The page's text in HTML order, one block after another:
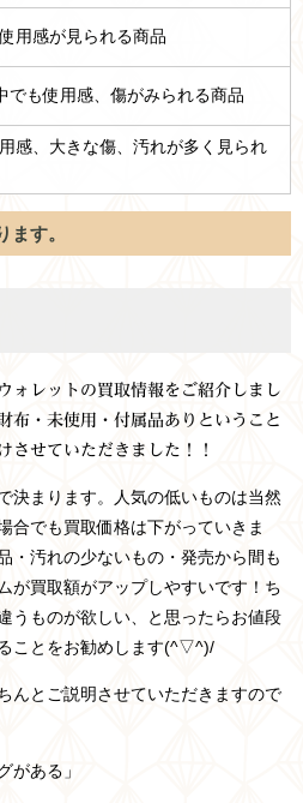
用感が見られる商品
でも使用感、傷がみられる商品
感、大きな傷、汚れが多く見られ
ます。
ォレットの買取情報をご紹介しまし
・未使用・付属品ありということ
させていただきました！！
決まります。人気の低いものは当然
合でも買取価格は下がっていきま
・汚れの少ないもの・発売から間も
が買取額がアップしやすいです！ち
うものが欲しい、と思ったらお値段
ことをお勧めします(^▽^)/
んとご説明させていただきますので
がある」